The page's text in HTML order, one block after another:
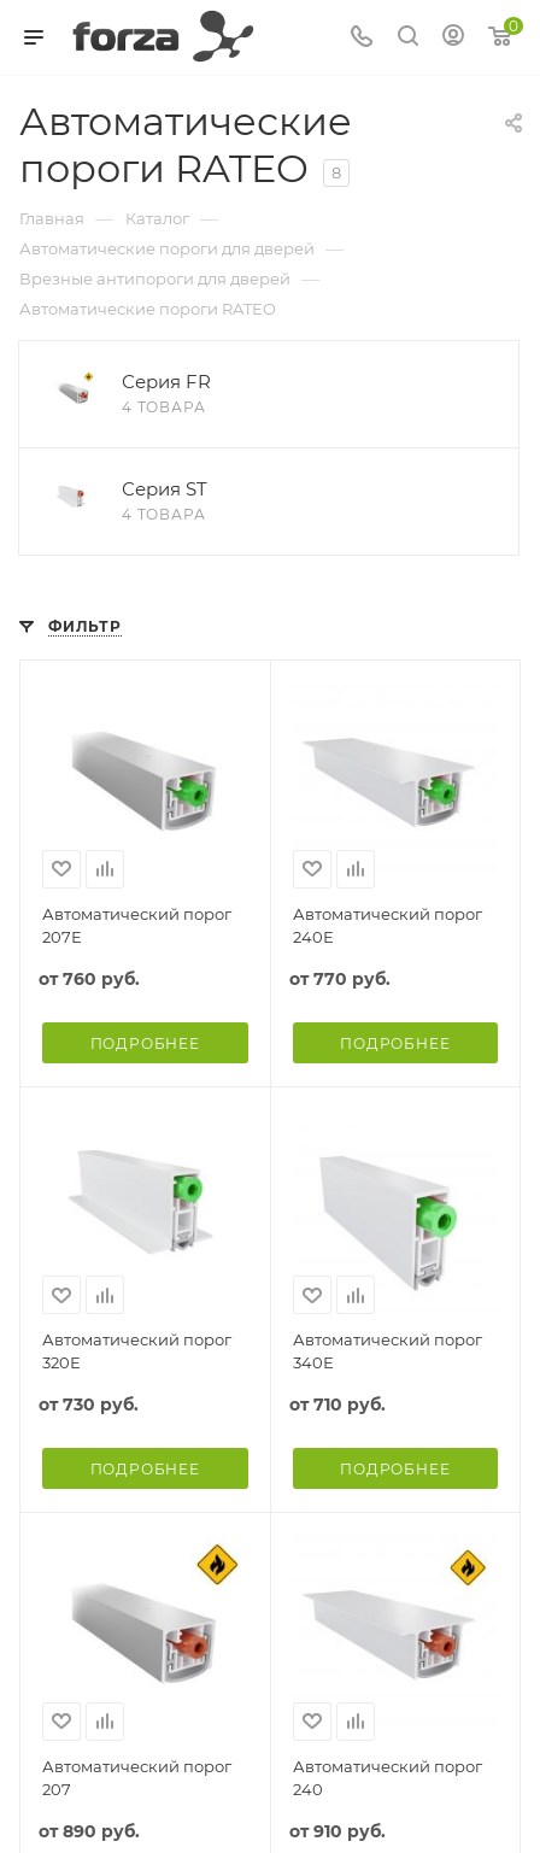
0
Автоматические
пороги RATEO
8
Главная — Каталог —
Автоматические пороги для дверей —
Врезные антипороги для дверей —
Автоматические пороги RATEO
Серия FR
4 ТОВАРА
Серия ST
4 ТОВАРА
ФИЛЬТР
Автоматический порог
207Е
от760 руб.
ПОДРОБНЕЕ
Автоматический порог
240Е
от770 руб.
ПОДРОБНЕЕ
Автоматический порог
320Е
от730 руб.
ПОДРОБНЕЕ
Автоматический порог
340Е
от710 руб.
ПОДРОБНЕЕ
Автоматический порог
207
от890 руб.
Автоматический порог
240
от910 руб.